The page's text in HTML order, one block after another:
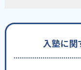
入塾に関